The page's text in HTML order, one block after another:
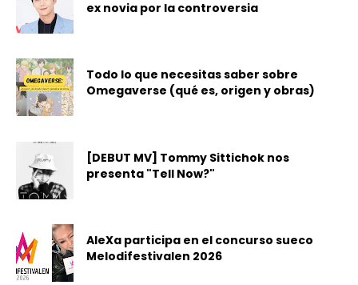
ex novia por la controversia
Todo lo que necesitas saber sobre
Omegaverse (qué es, origen y obras)
[DEBUT MV] Tommy Sittichok nos
presenta "Tell Now?"
AleXa participa en el concurso sueco
Melodifestivalen 2026